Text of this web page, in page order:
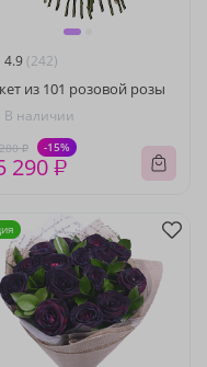
4.9 (242)
из 101 розовой розы
В наличии
₽ -15%
290 ₽